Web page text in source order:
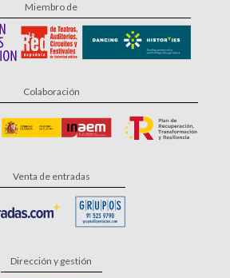
Miembro de
Colaboración
Venta de entradas
Dirección y gestión